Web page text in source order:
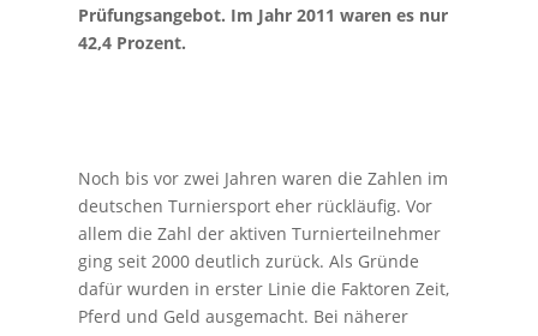
Prüfungsangebot. Im Jahr 2011 waren es nur
42,4 Prozent.
Noch bis vor zwei Jahren waren die Zahlen im
deutschen Turniersport eher rückläufig. Vor
allem die Zahl der aktiven Turnierteilnehmer
ging seit 2000 deutlich zurück. Als Gründe
dafür wurden in erster Linie die Faktoren Zeit,
Pferd und Geld ausgemacht. Bei näherer